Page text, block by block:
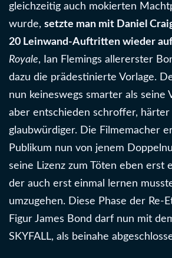
gleichzeitig auch mokierten
wurde, setzte man mit Daniel
20 Leinwand-Auftritten wieder
Royale, Ian Flemings allererster
dazu die prädestinierte Vorlage.
nun keineswegs smarter als seine
aber entschieden schroffer, härter
glaubwürdiger. Die Filmemacher
Publikum nun von jenem
seine Lizenz zum Töten eben erst
der auch erst einmal lernen
umzugehen. Diese Phase der Re-
Figur James Bond darf nun mit
SKYFALL, als beinahe